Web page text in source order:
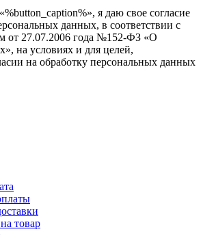
я даю свое согласие
данных, в соответствии с
от 27.07.2006 года №152-ФЗ «О
на условиях и для целей,
на обработку персональных данных
товар